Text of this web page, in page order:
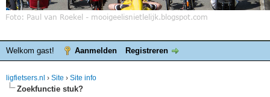
Welkom gast! Aanmelden Registreren
ligfietsers.nl › Site › Site info
Zoekfunctie stuk?